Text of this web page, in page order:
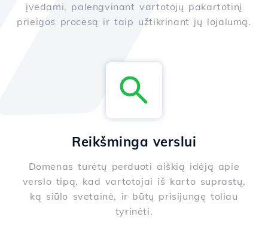
įvedami, palengvinant vartotojų pakartotinį
prieigos procesą ir taip užtikrinant jų lojalumą.
Reikšminga verslui
Domenas turėtų perduoti aiškią idėją apie
verslo tipą, kad vartotojai iš karto suprastų,
ką siūlo svetainė, ir būtų prisijungę toliau
tyrinėti.